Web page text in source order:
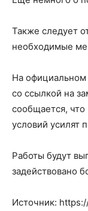
Также следует
необходимые
На официальном
со ссылкой на
сообщается, что
условий усилят
Работы будут
задействовано
Источник: